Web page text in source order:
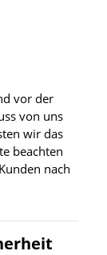
vor der
von uns
wir das
beachten
nach